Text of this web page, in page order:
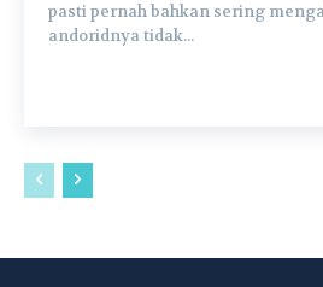
pasti pernah bahkan sering
andoridnya tidak...